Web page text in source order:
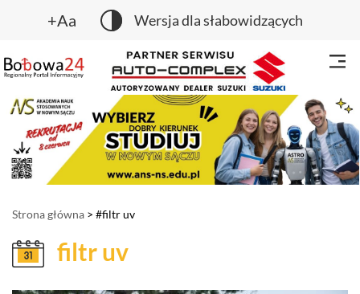
+Aa Wersja dla słabowidzących
Strona główna > #filtr uv
filtr uv